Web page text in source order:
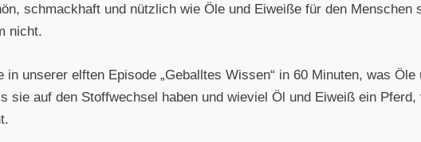
schmackhaft und nützlich wie Öle und Eiweiße für den
nicht.
in unserer elften Episode „Geballtes Wissen“ in 60 Minuten, was
sie auf den Stoffwechsel haben und wieviel Öl und Eiweiß ein